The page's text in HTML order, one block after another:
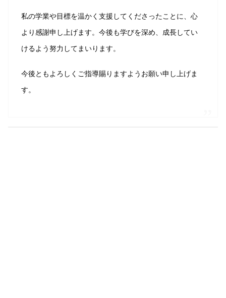
私の学業や目標を温かく支援してくださったことに、心
より感謝申し上げます。今後も学びを深め、成長してい
けるよう努力してまいります。
今後ともよろしくご指導賜りますようお願い申し上げま
す。